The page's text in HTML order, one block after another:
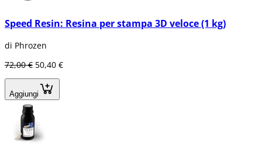
Speed Resin: Resina per stampa 3D veloce (1 kg)
di Phrozen
72,00 € 50,40 €
Aggiungi